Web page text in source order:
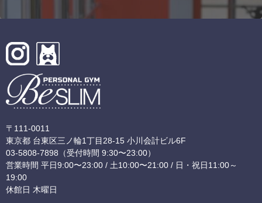
〒111-0011
東京都 台東区三ノ輪1丁目28-15 小川会計ビル6F
03-5808-7898 （受付時間 9:30〜23:00）
営業時間 平日9:00〜23:00 / 土10:00〜21:00 / 日・祝日11:00～
19:00
休館日 木曜日